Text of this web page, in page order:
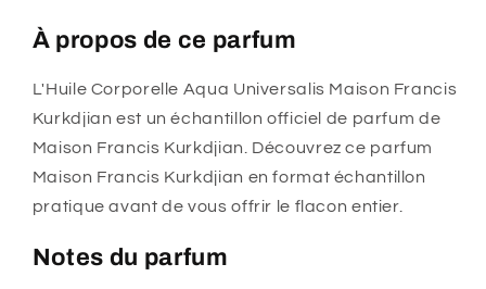
À propos de ce parfum
L'Huile Corporelle Aqua Universalis Maison Francis
Kurkdjian est un échantillon officiel de parfum de
Maison Francis Kurkdjian. Découvrez ce parfum
Maison Francis Kurkdjian en format échantillon
pratique avant de vous offrir le flacon entier.
Notes du parfum